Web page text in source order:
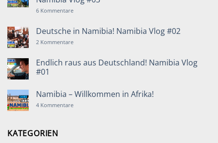
6 Kommentarezu
in
Stampriet
–
#03
Deutsche in Namibia! Namibia Vlog #02
2 Kommentarezu
Namibia!
Namibia
Endlich raus aus Deutschland! Namibia Vlog
#01
zu
raus
Vlog
#01
Namibia – Willkommen in Afrika!
4 Kommentarezu
KATEGORIEN